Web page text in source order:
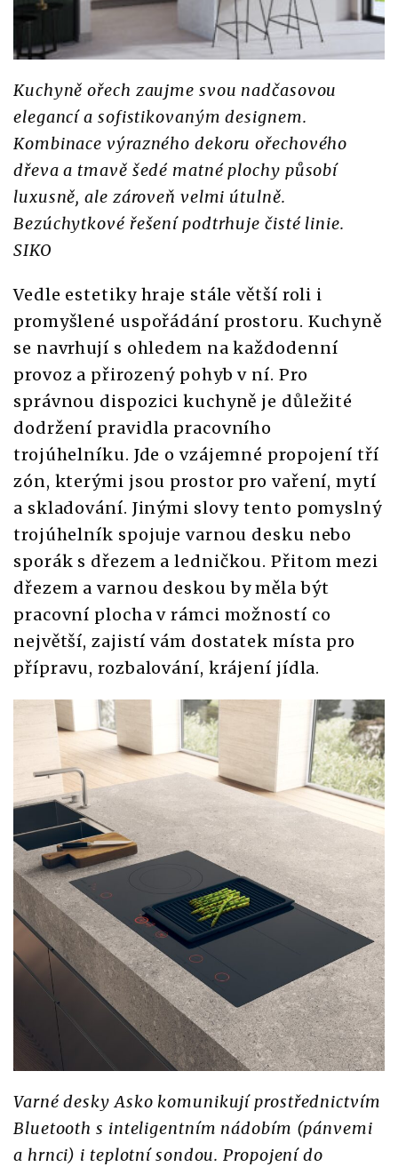
Kuchyně ořech zaujme svou nadčasovou
elegancí a sofistikovaným designem.
Kombinace výrazného dekoru ořechového
dřeva a tmavě šedé matné plochy působí
luxusně, ale zároveň velmi útulně.
Bezúchytkové řešení podtrhuje čisté linie.
SIKO
Vedle estetiky hraje stále větší roli i
promyšlené uspořádání prostoru. Kuchyně
se navrhují s ohledem na každodenní
provoz a přirozený pohyb v ní. Pro
správnou dispozici kuchyně je důležité
dodržení pravidla pracovního
trojúhelníku. Jde o vzájemné propojení tří
zón, kterými jsou prostor pro vaření, mytí
a skladování. Jinými slovy tento pomyslný
trojúhelník spojuje varnou desku nebo
sporák s dřezem a ledničkou. Přitom mezi
dřezem a varnou deskou by měla být
pracovní plocha v rámci možností co
největší, zajistí vám dostatek místa pro
přípravu, rozbalování, krájení jídla.
Varné desky Asko komunikují prostřednictvím
Bluetooth s inteligentním nádobím (pánvemi
a hrnci) i teplotní sondou. Propojení do